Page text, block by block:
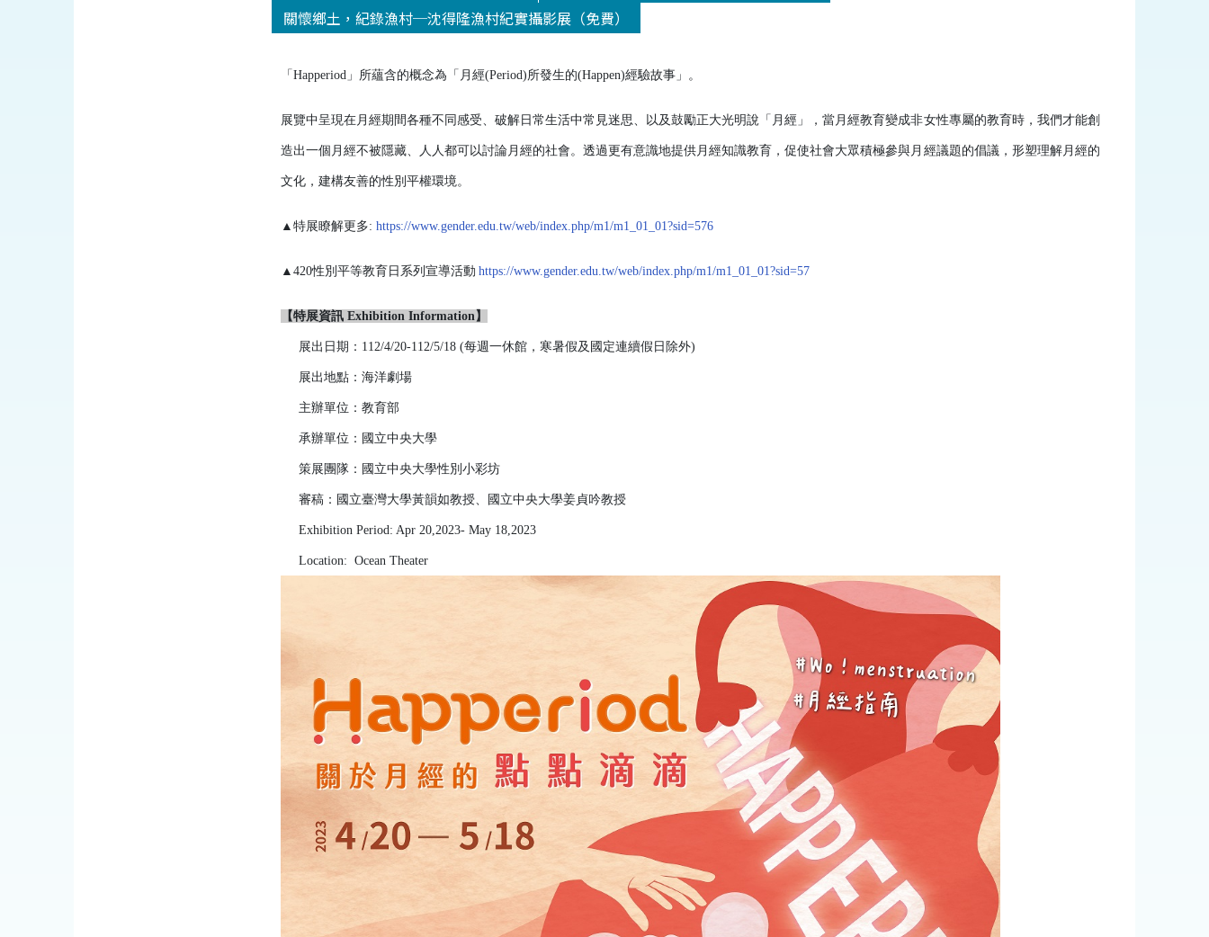
關懷鄉土，紀錄漁村─沈得隆漁村紀實攝影展（免費）
「Happeriod」所蘊含的概念為「月經(Period)所發生的(Happen)經驗故事」。
展覽中呈現在月經期間各種不同感受、破解日常生活中常見迷思、以及鼓勵正大光明說「月經」，當月經教育變成非女性專屬的教育時，我們才能創
造出一個月經不被隱藏、人人都可以討論月經的社會。透過更有意識地提供月經知識教育，促使社會大眾積極參與月經議題的倡議，形塑理解月經的
文化，建構友善的性別平權環境。
▲特展瞭解更多: https://www.gender.edu.tw/web/index.php/m1/m1_01_01?sid=576
▲ 420性別平等教育日系列宣導活動 https://www.gender.edu.tw/web/index.php/m1/m1_01_01?sid=57
【特展資訊 Exhibition Information】
展出日期：112/4/20-112/5/18 (每週一休館，寒暑假及國定連續假日除外)
展出地點：海洋劇場
主辦單位：教育部
承辦單位：國立中央大學
策展團隊：國立中央大學性別小彩坊
審稿：國立臺灣大學黃韻如教授、國立中央大學姜貞吟教授
Exhibition Period: Apr 20,2023- May 18,2023
Location: Ocean Theater